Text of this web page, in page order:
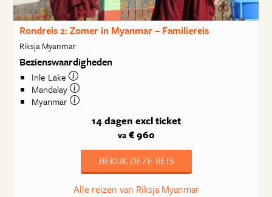
Rondreis 2: Zomer in Myanmar – Familiereis
Riksja Myanmar
Bezienswaardigheden
Inle Lake
Mandalay
Myanmar
14 dagen excl ticket
va€ 960
BEKIJK DEZE REIS
Alle reizen van Riksja Myanmar